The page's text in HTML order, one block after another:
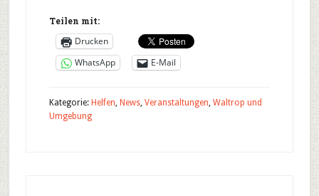
Teilen mit:
Drucken
WhatsApp
E-Mail
Kategorie: Helfen, News, Veranstaltungen, Waltrop und
Umgebung